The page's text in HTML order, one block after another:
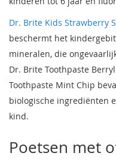
Dr. Brite Kids Strawberry
beschermt het
mineralen, die
Dr. Brite Toothpaste
Toothpaste Mint Chip
biologische ingrediënten
kind.
Poetsen met